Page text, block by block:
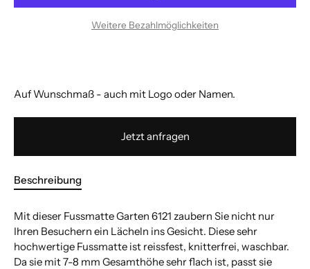
Weitere Bezahlmöglichkeiten
Auf Wunschmaß - auch mit Logo oder Namen.
Jetzt anfragen
Beschreibung
Mit dieser Fussmatte Garten 6121 zaubern Sie nicht nur
Ihren Besuchern ein Lächeln ins Gesicht. Diese sehr
hochwertige Fussmatte ist reissfest, knitterfrei, waschbar.
Da sie mit 7-8 mm Gesamthöhe sehr flach ist, passt sie